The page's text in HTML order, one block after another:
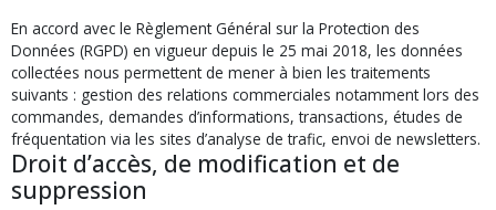
En accord avec le Règlement Général sur la Protection des
Données (RGPD) en vigueur depuis le 25 mai 2018, les données
collectées nous permettent de mener à bien les traitements
suivants : gestion des relations commerciales notamment lors des
commandes, demandes d’informations, transactions, études de
fréquentation via les sites d’analyse de trafic, envoi de newsletters.
Droit d’accès, de modification et de
suppression